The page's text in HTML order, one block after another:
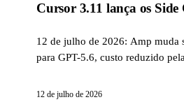
Cursor 3.11 lança os Side
12 de julho de 2026: Amp muda
para GPT-5.6, custo reduzido
5 e os limites do Claude Code,
12 de julho de 2026